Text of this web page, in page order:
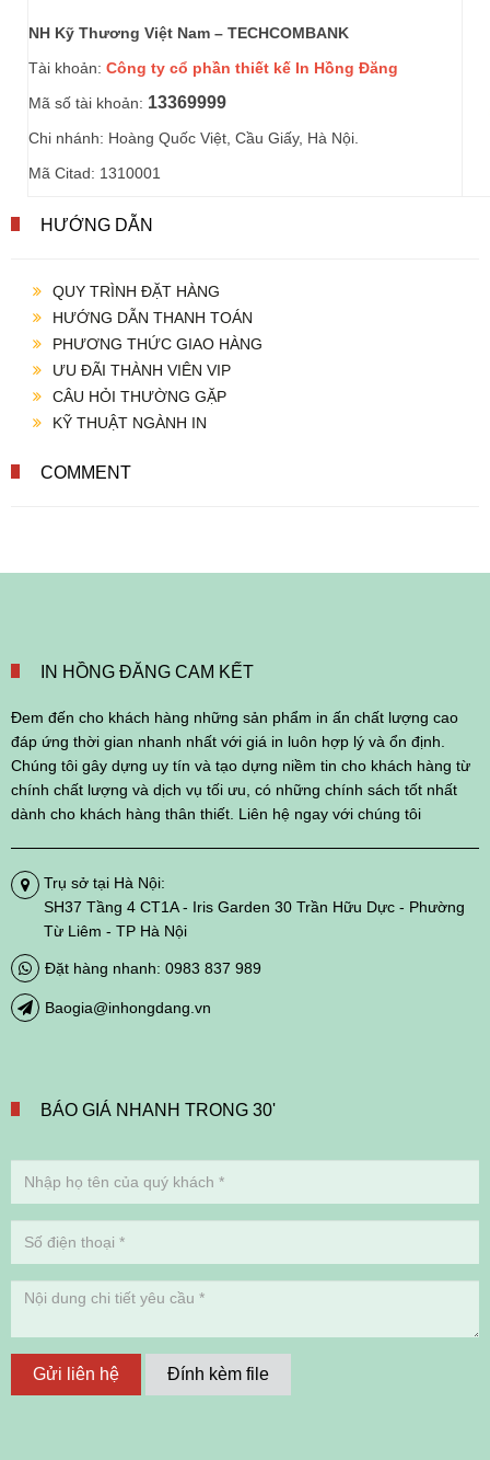
NH Kỹ Thương Việt Nam – TECHCOMBANK
Tài khoản: Công ty cổ phần thiết kế In Hồng Đăng
Mã số tài khoản: 13369999
Chi nhánh: Hoàng Quốc Việt, Cầu Giấy, Hà Nội.
Mã Citad: 1310001
HƯỚNG DẪN
QUY TRÌNH ĐẶT HÀNG
HƯỚNG DẪN THANH TOÁN
PHƯƠNG THỨC GIAO HÀNG
ƯU ĐÃI THÀNH VIÊN VIP
CÂU HỎI THƯỜNG GẶP
KỸ THUẬT NGÀNH IN
COMMENT
IN HỒNG ĐĂNG CAM KẾT
Đem đến cho khách hàng những sản phẩm in ấn chất lượng cao
đáp ứng thời gian nhanh nhất với giá in luôn hợp lý và ổn định.
Chúng tôi gây dựng uy tín và tạo dựng niềm tin cho khách hàng từ
chính chất lượng và dịch vụ tối ưu, có những chính sách tốt nhất
dành cho khách hàng thân thiết. Liên hệ ngay với chúng tôi
Trụ sở tại Hà Nội:
SH37 Tầng 4 CT1A - Iris Garden 30 Trần Hữu Dực - Phường
Từ Liêm - TP Hà Nội
Đặt hàng nhanh: 0983 837 989
Baogia@inhongdang.vn
BÁO GIÁ NHANH TRONG 30'
Gửi liên hệ Đính kèm file